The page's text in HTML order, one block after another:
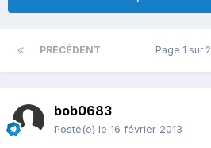
PRÉCÉDENT Page 1 sur 2
bob0683
Posté(e) le 16 février 2013